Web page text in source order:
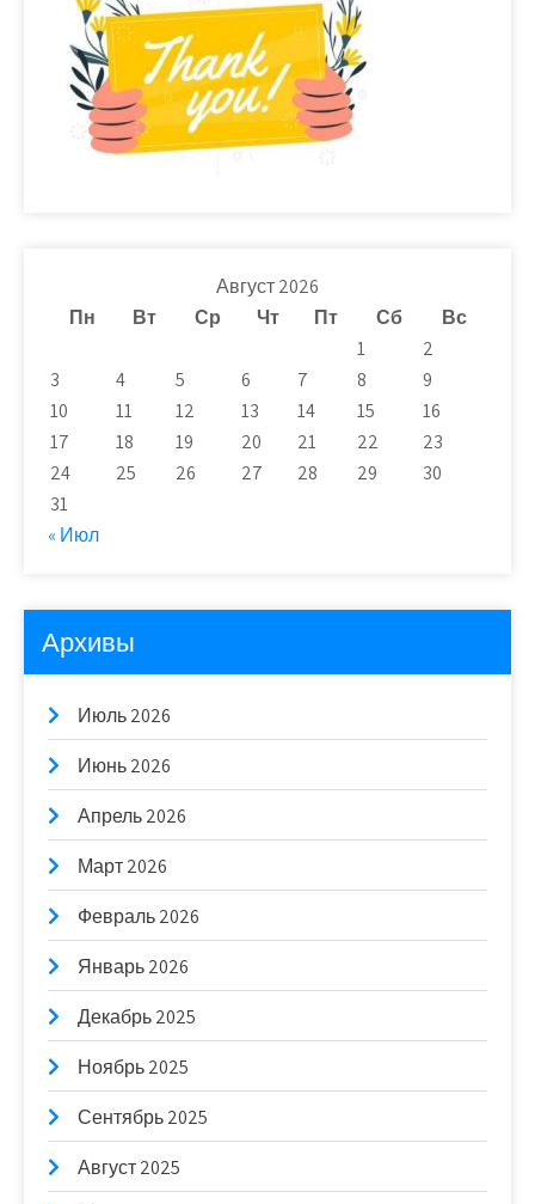
Август 2026
Пн
Вт Ср Чт Пт Сб
Вс
1
2
3
4 5 6 7 8
9
10
11 12 13 14 15
16
17
18 19 20 21 22
23
24
25 26 27 28 29
30
31
« Июл
Архивы
Июль 2026
Июнь 2026
Апрель 2026
Март 2026
Февраль 2026
Январь 2026
Декабрь 2025
Ноябрь 2025
Сентябрь 2025
Август 2025